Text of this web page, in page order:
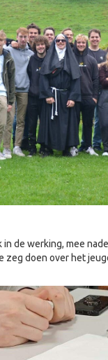
in de werking, mee
zeg doen over het